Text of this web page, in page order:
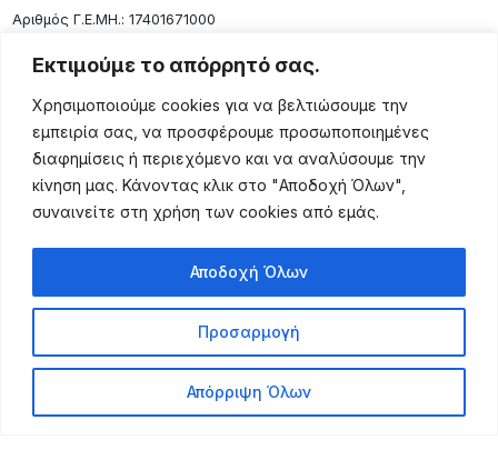
Εκτιμούμε το απόρρητό σας.
Χρησιμοποιούμε cookies για να βελτιώσουμε την
εμπειρία σας, να προσφέρουμε προσωποποιημένες
διαφημίσεις ή περιεχόμενο και να αναλύσουμε την
κίνηση μας. Κάνοντας κλικ στο "Αποδοχή Όλων",
συναινείτε στη χρήση των cookies από εμάς.
Προσαρμογή
Απόρριψη Όλων
Αποδοχή Όλων
Aριθμός Γ.Ε.ΜΗ.: 17401671000
Επικοινωνία
Ρόδου 133, Αθήνα 10443
(+30) 211 725 5427
sales@lightingexpert.gr
Χρήσιμες Σελίδες
Προϊόντα
Τρόποι Αποστολής